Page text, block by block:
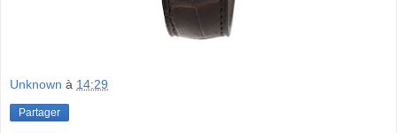
Unknown à 14:29
Partager